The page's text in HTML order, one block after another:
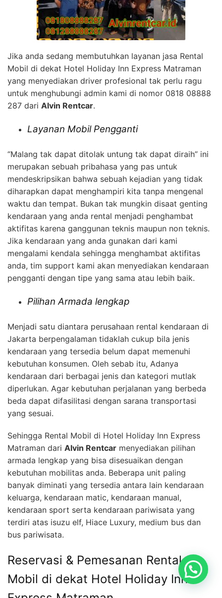
Jika anda sedang membutuhkan layanan jasa Rental
Mobil di dekat Hotel Holiday Inn Express Matraman
yang menyediakan driver profesional tak perlu ragu
untuk menghubungi admin kami di nomor 0818 08888
287 dari Alvin Rentcar.
Layanan Mobil Pengganti
“Malang tak dapat ditolak untung tak dapat diraih” ini
merupakan sebuah pribahasa yang pas untuk
mendeskripsikan bahwa sebuah kejadian yang tidak
diharapkan dapat menghampiri kita tanpa mengenal
waktu dan tempat. Bukan tak mungkin disaat genting
kendaraan yang anda rental menjadi penghambat
aktifitas karena ganggunan teknis maupun non teknis.
Jika kendaraan yang anda gunakan dari kami
mengalami kendala sehingga menghambat aktifitas
anda, tim support kami akan menyediakan kendaraan
pengganti dengan tipe yang sama atau lebih baik.
Pilihan Armada lengkap
Menjadi satu diantara perusahaan rental kendaraan di
Jakarta berpengalaman tidaklah cukup bila jenis
kendaraan yang tersedia belum dapat memenuhi
kebutuhan konsumen. Oleh sebab itu, Adanya
kendaraan dari berbagai jenis dan kategori mutlak
diperlukan. Agar kebutuhan perjalanan yang berbeda
beda dapat difasilitasi dengan sarana transportasi
yang sesuai.
Sehingga Rental Mobil di Hotel Holiday Inn Express
Matraman dari Alvin Rentcar menyediakan pilihan
armada lengkap yang bisa disesuaikan dengan
kebutuhan mobilitas anda. Beberapa unit paling
banyak diminati yang tersedia antara lain kendaraan
keluarga, kendaraan matic, kendaraan manual,
kendaraan sport serta kendaraan pariwisata yang
terdiri atas isuzu elf, Hiace Luxury, medium bus dan
bus pariwisata.
Reservasi & Pemesanan Rental
Mobil di dekat Hotel Holiday Inn